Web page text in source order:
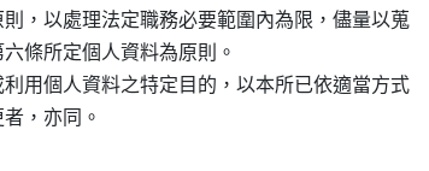
則，以處理法定職務必要範圍內為限，儘量以蒐
六條所定個人資料為原則。
利用個人資料之特定目的，以本所已依適當方式